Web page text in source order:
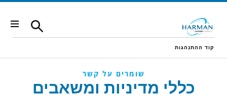
קוד ההתנהגות
שומרים על קשר
כללי מדיניות ומשאבים